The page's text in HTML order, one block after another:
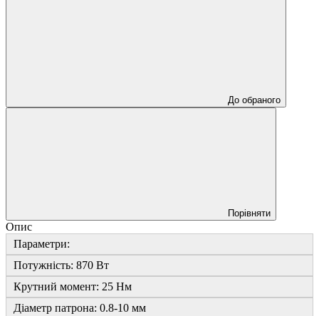
До обраного
Порівняти
Опис
Параметри:
Потужність: 870 Вт
Крутний момент: 25 Нм
Діаметр патрона: 0.8-10 мм